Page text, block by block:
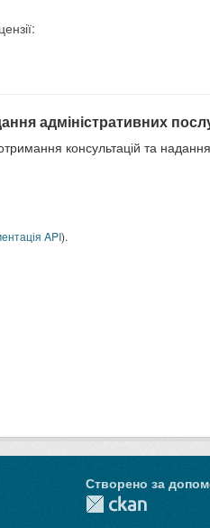
адміністративних
консультацій та
API).
Створено за